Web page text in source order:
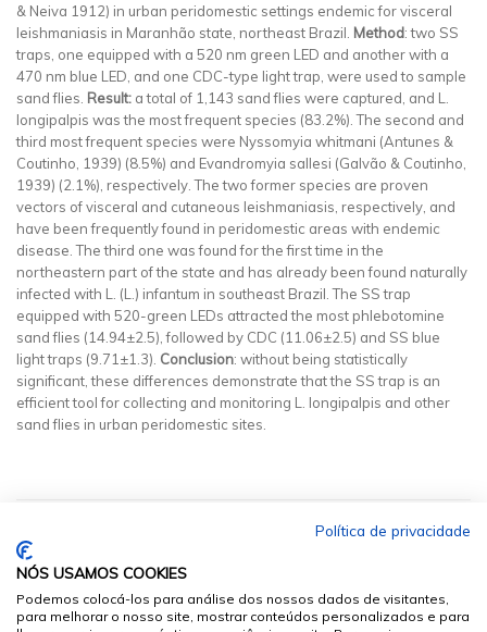
& Neiva 1912) in urban peridomestic settings endemic for visceral
leishmaniasis in Maranhão state, northeast Brazil. Method: two SS
traps, one equipped with a 520 nm green LED and another with a
470 nm blue LED, and one CDC-type light trap, were used to sample
sand flies. Result: a total of 1,143 sand flies were captured, and L.
longipalpis was the most frequent species (83.2%). The second and
third most frequent species were Nyssomyia whitmani (Antunes &
Coutinho, 1939) (8.5%) and Evandromyia sallesi (Galvão & Coutinho,
1939) (2.1%), respectively. The two former species are proven
vectors of visceral and cutaneous leishmaniasis, respectively, and
have been frequently found in peridomestic areas with endemic
disease. The third one was found for the first time in the
northeastern part of the state and has already been found naturally
infected with L. (L.) infantum in southeast Brazil. The SS trap
equipped with 520-green LEDs attracted the most phlebotomine
sand flies (14.94±2.5), followed by CDC (11.06±2.5) and SS blue
light traps (9.71±1.3). Conclusion: without being statistically
significant, these differences demonstrate that the SS trap is an
efficient tool for collecting and monitoring L. longipalpis and other
sand flies in urban peridomestic sites.
Política de privacidade
NÓS USAMOS COOKIES
Podemos colocá-los para análise dos nossos dados de visitantes,
para melhorar o nosso site, mostrar conteúdos personalizados e para